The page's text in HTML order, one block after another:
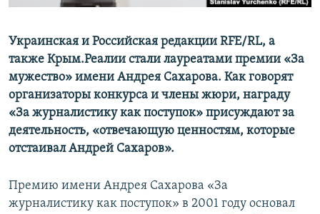
Все сайты RFE/RL
Украинская и Российская редакции RFE/RL, а
также Крым.Реалии стали лауреатами премии «За
мужество» имени Андрея Сахарова. Как говорят
организаторы конкурса и члены жюри, награду
«За журналистику как поступок» присуждают за
деятельность, «отвечающую ценностям, которые
отстаивал Андрей Сахаров».
Премию имени Андрея Сахарова «За
журналистику как поступок» в 2001 году основал